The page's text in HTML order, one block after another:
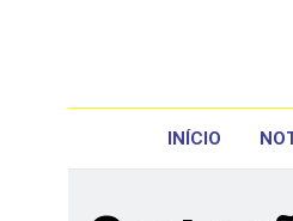
INÍCIO